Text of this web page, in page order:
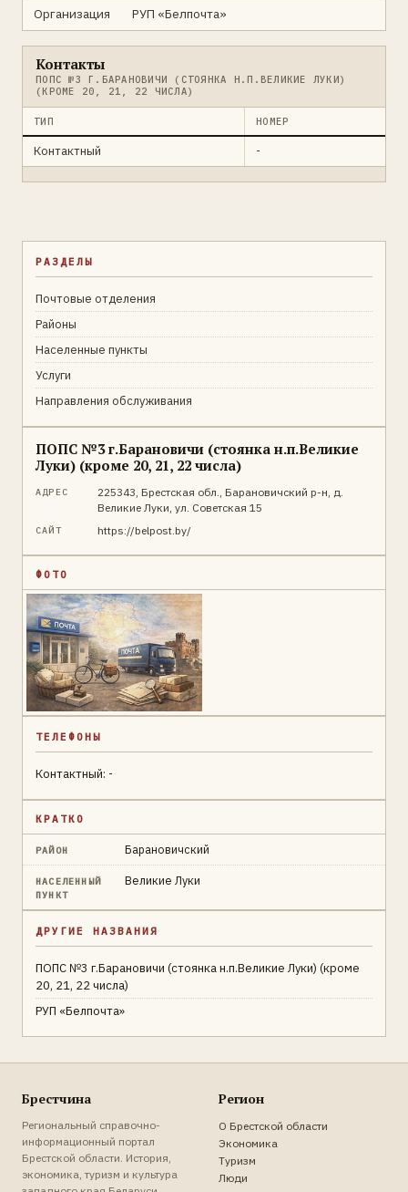
Организация РУП «Белпочта»
Контакты
ПОПС №3 Г.БАРАНОВИЧИ (СТОЯНКА Н.П.ВЕЛИКИЕ ЛУКИ)
(КРОМЕ 20, 21, 22 ЧИСЛА)
ТИП НОМЕР
Контактный -
РАЗДЕЛЫ
Почтовые отделения
Районы
Населенные пункты
Услуги
Направления обслуживания
ПОПС №3 г.Барановичи (стоянка н.п.Великие
Луки) (кроме 20, 21, 22 числа)
АДРЕС
225343, Брестская обл., Барановичский р-н, д.
Великие Луки, ул. Советская 15
САЙТ https://belpost.by/
ФОТО
ТЕЛЕФОНЫ
Контактный: -
КРАТКО
РАЙОН Барановичский
НАСЕЛЕННЫЙ
ПУНКТ
Великие Луки
ДРУГИЕ НАЗВАНИЯ
ПОПС №3 г.Барановичи (стоянка н.п.Великие Луки) (кроме
20, 21, 22 числа)
РУП «Белпочта»
Брестчина
Региональный справочно-
информационный портал
Брестской области. История,
экономика, туризм и культура
Регион
О Брестской области
Экономика
Туризм
Люди